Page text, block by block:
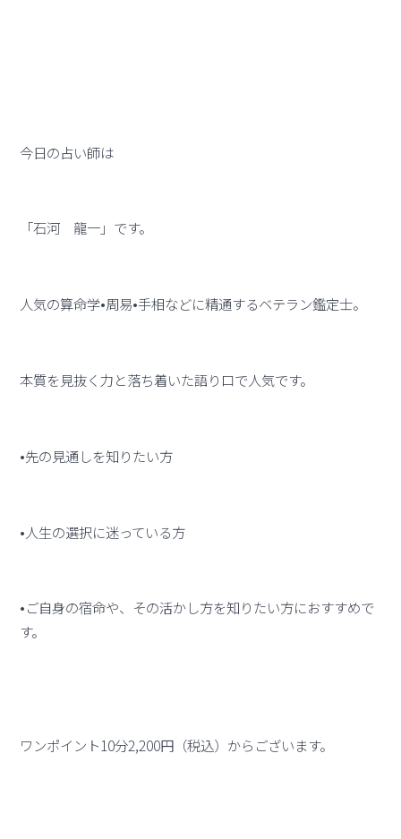
今日の占い師は
「石河 龍一」です。
人気の算命学•周易•手相などに精通するベテラン鑑定士。
本質を見抜く力と落ち着いた語り口で人気です。
•先の見通しを知りたい方
•人生の選択に迷っている方
•ご自身の宿命や、その活かし方を知りたい方におすすめで
す。
ワンポイント10分2,200円（税込）からございます。